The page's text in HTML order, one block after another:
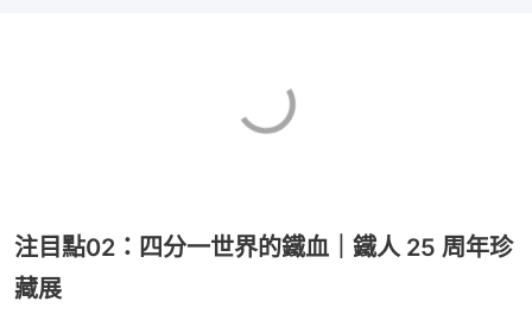
注目點02：四分一世界的鐵血｜鐵人 25 周年珍
藏展